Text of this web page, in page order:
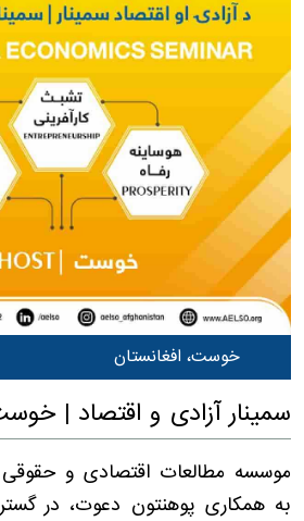
خوست، افغانستان
سمینار آزادی و اقتصاد |
به همکاری پوهنتون دعوت، در